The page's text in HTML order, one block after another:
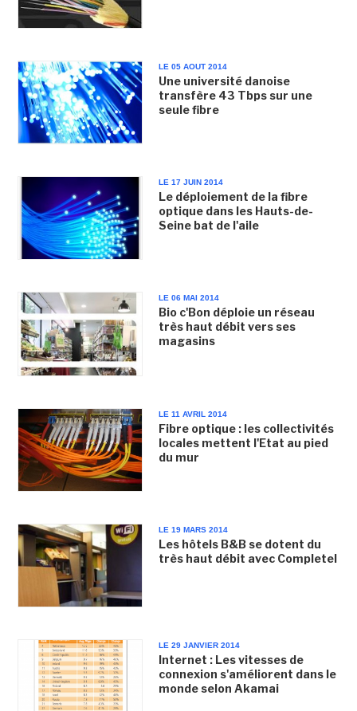
LE 05 AOUT 2014
Une université danoise
transfère 43 Tbps sur une
seule fibre
LE 17 JUIN 2014
Le déploiement de la fibre
optique dans les Hauts-de-
Seine bat de l'aile
LE 06 MAI 2014
Bio c'Bon déploie un réseau
très haut débit vers ses
magasins
LE 11 AVRIL 2014
Fibre optique : les collectivités
locales mettent l'Etat au pied
du mur
LE 19 MARS 2014
Les hôtels B&B se dotent du
très haut débit avec Completel
LE 29 JANVIER 2014
Internet : Les vitesses de
connexion s'améliorent dans le
monde selon Akamai